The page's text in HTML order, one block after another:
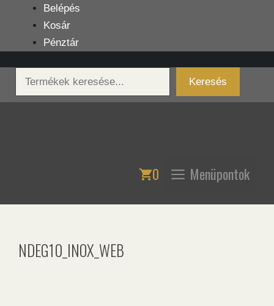
tartalomba
Belépés
Kosár
Pénztár
Keresés
Keresés
0 Menüpontok
NDEG10_INOX_WEB